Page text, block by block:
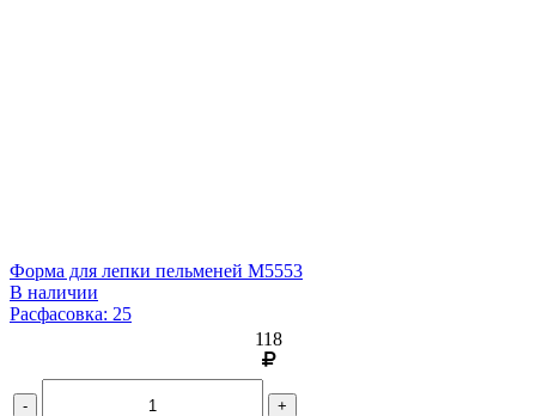
Форма для лепки пельменей М5553
В наличии
Расфасовка: 25
118
- +